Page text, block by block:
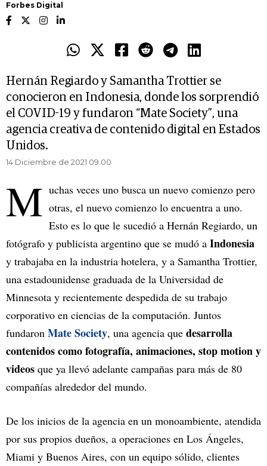
Forbes Digital
Hernán Regiardo y Samantha Trottier se
conocieron en Indonesia, donde los sorprendió
el COVID-19 y fundaron “Mate Society”, una
agencia creativa de contenido digital en Estados
Unidos.
14 Diciembre de 2021 09.00
M uchas veces uno busca un nuevo comienzo pero
otras, el nuevo comienzo lo encuentra a uno.
Esto es lo que le sucedió a Hernán Regiardo, un
fotógrafo y publicista argentino que se mudó a Indonesia
y trabajaba en la industria hotelera, y a Samantha Trottier,
una estadounidense graduada de la Universidad de
Minnesota y recientemente despedida de su trabajo
corporativo en ciencias de la computación. Juntos
fundaron Mate Society, una agencia que desarrolla
contenidos como fotografía, animaciones, stop motion y
videos que ya llevó adelante campañas para más de 80
compañías alrededor del mundo.
De los inicios de la agencia en un monoambiente, atendida
por sus propios dueños, a operaciones en Los Ángeles,
Miami y Buenos Aires, con un equipo sólido, clientes